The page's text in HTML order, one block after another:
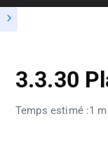
3.3.30
Temps estimé :1